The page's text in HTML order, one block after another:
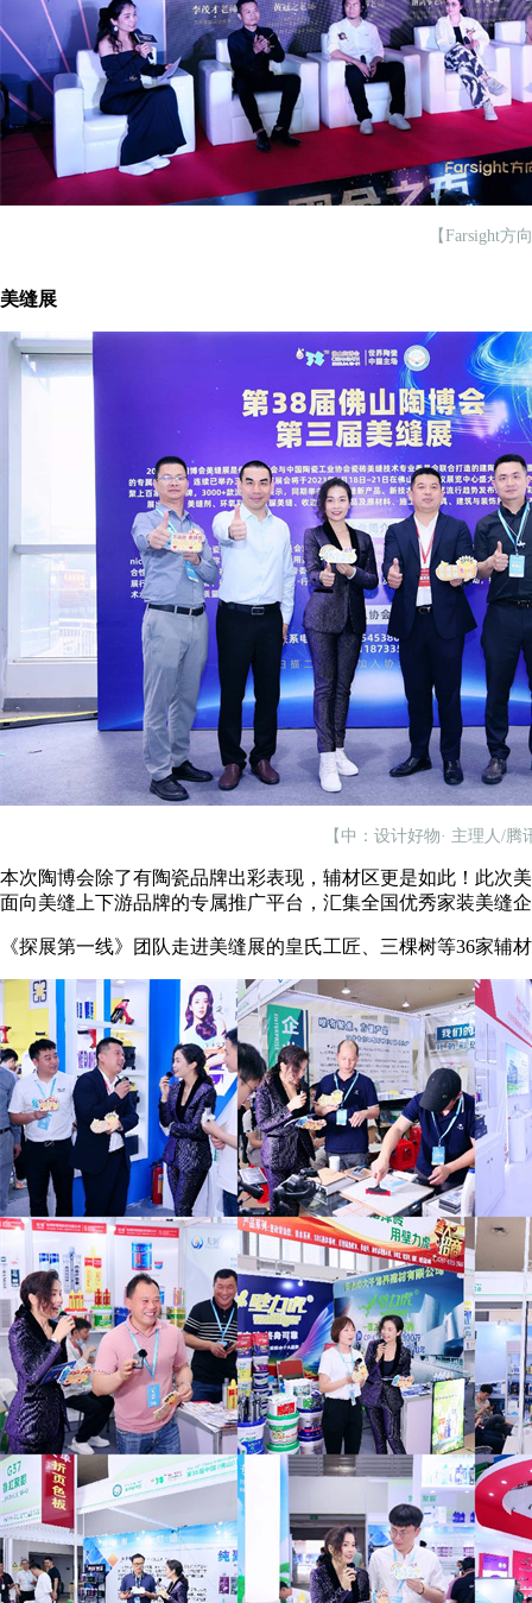
【Farsight
美缝展
【中：设计好物· 主理人/
本次陶博会除了有陶瓷品牌出彩表现，辅材区更是如此！此次
面向美缝上下游品牌的专属推广平台，汇集全国优秀家装美缝
《探展第一线》团队走进美缝展的皇氏工匠、三棵树等36家